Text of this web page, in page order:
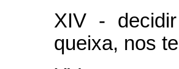
XIV -
queixa, nos